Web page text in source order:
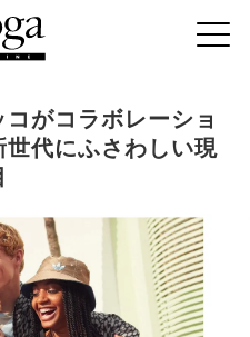
がコラボレーショ
代にふさわしい現